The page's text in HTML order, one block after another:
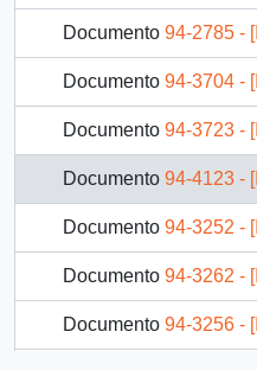
Documento 94-2785 - [Invitación
Documento 94-3704 - [Invitación a la
Documento 94-3723 - [Invitación a los 50
Documento 94-4123 - [Invitación a
Documento 94-3252 -
Documento 94-3262 -
Documento 94-3256 - [Invitación a la Segunda